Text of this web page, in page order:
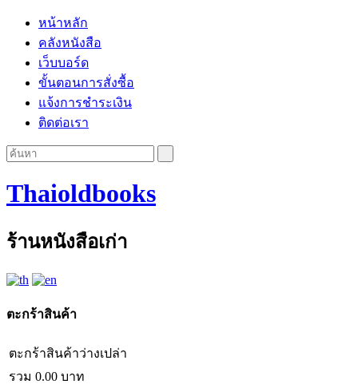
หน้าหลัก
คลังหนังสือ
เว็บบอร์ด
ขั้นตอนการสั่งซื้อ
แจ้งการชำระเงิน
ติดต่อเรา
Thaioldbooks
ร้านหนังสือเก่า
ตะกร้าสินค้า
ตะกร้าสินค้าว่างเปล่า
รวม 0.00 บาท